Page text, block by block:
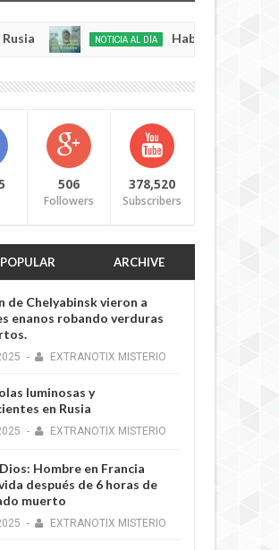
0
NOTICIA AL DÍA Habló con Dios: Hombre
506
Followers
378,520
Subscribers
POPULAR ARCHIVE
de Chelyabinsk vieron a
enanos robando verduras
- EXTRANOTIX MISTERIO
luminosas y
en Rusia
- EXTRANOTIX MISTERIO
Hombre en Francia
después de 6 horas de
muerto
- EXTRANOTIX MISTERIO